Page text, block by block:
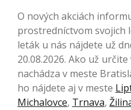
O nových akciách
prostredníctvom svojich
leták u nás nájdete už
20.08.2026. Ako už
nachádza v meste
ho nájdete aj v meste
Michalovce, Trnava,